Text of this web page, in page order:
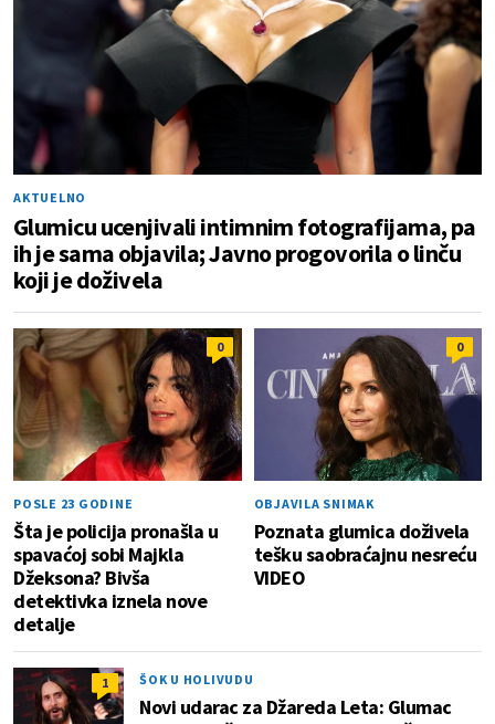
AKTUELNO
Glumicu ucenjivali intimnim fotografijama, pa
ih je sama objavila; Javno progovorila o linču
koji je doživela
0
POSLE 23 GODINE
Šta je policija pronašla u
spavaćoj sobi Majkla
Džeksona? Bivša
detektivka iznela nove
detalje
0
OBJAVILA SNIMAK
Poznata glumica doživela
tešku saobraćajnu nesreću
VIDEO
1 ŠOK U HOLIVUDU
Novi udarac za Džareda Leta: Glumac